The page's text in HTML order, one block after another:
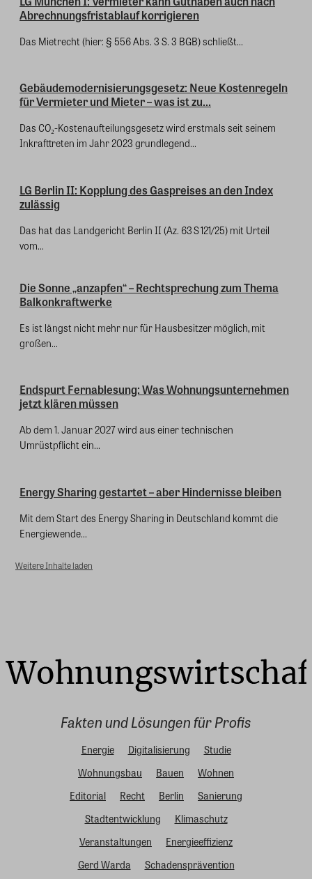
Abrechnungsfristablauf korrigieren
Das Mietrecht (hier: § 556 Abs. 3 S. 3 BGB) schließt...
Gebäudemodernisierungsgesetz: Neue Kostenregeln
für Vermieter und Mieter – was ist zu...
Das CO₂-Kostenaufteilungsgesetz wird erstmals seit seinem
Inkrafttreten im Jahr 2023 grundlegend...
LG Berlin II: Kopplung des Gaspreises an den Index
zulässig
Das hat das Landgericht Berlin II (Az. 63 S 121/25) mit Urteil
vom...
Die Sonne „anzapfen“ – Rechtsprechung zum Thema
Balkonkraftwerke
Es ist längst nicht mehr nur für Hausbesitzer möglich, mit
großen...
Endspurt Fernablesung: Was Wohnungsunternehmen
jetzt klären müssen
Ab dem 1. Januar 2027 wird aus einer technischen
Umrüstpflicht ein...
Energy Sharing gestartet – aber Hindernisse bleiben
Mit dem Start des Energy Sharing in Deutschland kommt die
Energiewende...
Weitere Inhalte laden
Fakten und Lösungen für Profis
Energie Digitalisierung
Studie
Wohnungsbau
Bauen
Wohnen
Editorial
Recht Berlin
Sanierung
Stadtentwicklung
Klimaschutz
Veranstaltungen
Energieeffizienz
Gerd Warda
Schadensprävention